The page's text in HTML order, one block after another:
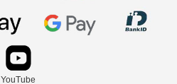
YouTube